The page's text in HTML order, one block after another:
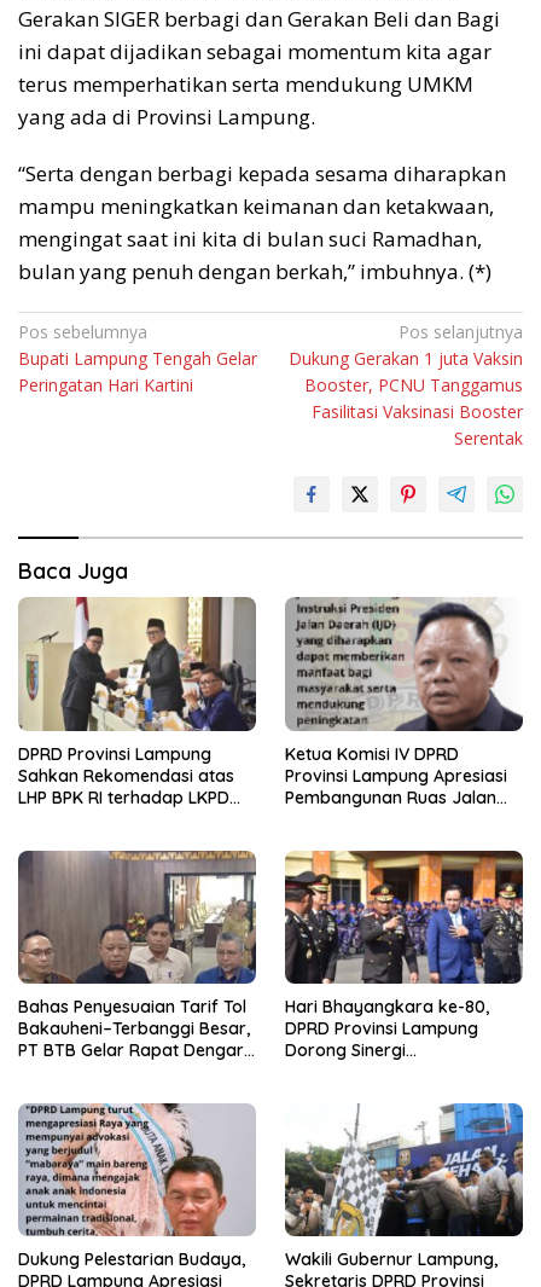
Gerakan SIGER berbagi dan Gerakan Beli dan Bagi
ini dapat dijadikan sebagai momentum kita agar
terus memperhatikan serta mendukung UMKM
yang ada di Provinsi Lampung.
“Serta dengan berbagi kepada sesama diharapkan
mampu meningkatkan keimanan dan ketakwaan,
mengingat saat ini kita di bulan suci Ramadhan,
bulan yang penuh dengan berkah,” imbuhnya. (*)
Navigasi
pos
Pos sebelumnya
Bupati Lampung Tengah Gelar
Peringatan Hari Kartini
Pos selanjutnya
Dukung Gerakan 1 juta Vaksin
Booster, PCNU Tanggamus
Fasilitasi Vaksinasi Booster
Serentak
Baca Juga
DPRD Provinsi Lampung
Sahkan Rekomendasi atas
LHP BPK RI terhadap LKPD
2025
Ketua Komisi IV DPRD
Provinsi Lampung Apresiasi
Pembangunan Ruas Jalan
Bahas Penyesuaian Tarif Tol
Bakauheni–Terbanggi Besar,
PT BTB Gelar Rapat Dengar
Hari Bhayangkara ke-80,
DPRD Provinsi Lampung
Dorong Sinergi
Dukung Pelestarian Budaya,
DPRD Lampung Apresiasi
Wakili Gubernur Lampung,
Sekretaris DPRD Provinsi